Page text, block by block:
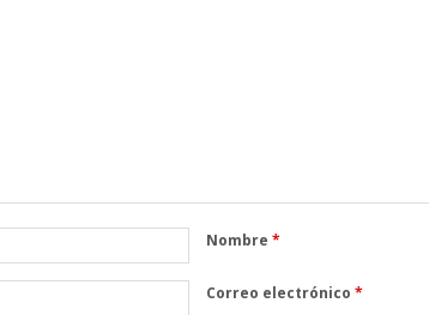
Nombre *
Correo electrónico *